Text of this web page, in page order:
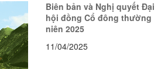
Biên bản và Nghị quyết Đại
hội đồng Cổ đông thường
niên 2025
11/04/2025